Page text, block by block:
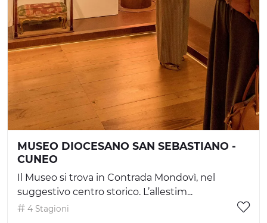
MUSEO DIOCESANO SAN SEBASTIANO -
CUNEO
Il Museo si trova in Contrada Mondovì, nel
suggestivo centro storico. L’allestim...
4 Stagioni